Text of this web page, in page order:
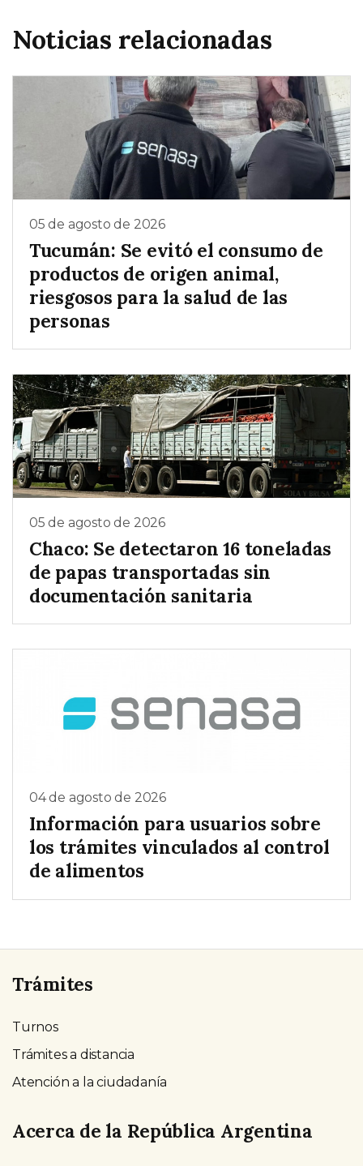
Noticias relacionadas
05 de agosto de 2026
Tucumán: Se evitó el consumo de
productos de origen animal,
riesgosos para la salud de las
personas
05 de agosto de 2026
Chaco: Se detectaron 16 toneladas
de papas transportadas sin
documentación sanitaria
04 de agosto de 2026
Información para usuarios sobre
los trámites vinculados al control
de alimentos
Trámites
Turnos
Trámites a distancia
Atención a la ciudadanía
Acerca de la República Argentina